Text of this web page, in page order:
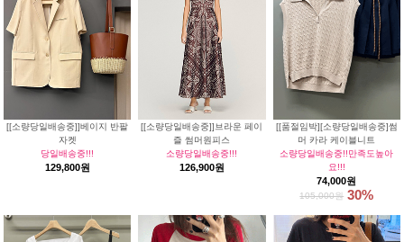
[[소량당일배송중]]베이지 반팔
자켓
당일배송중!!!
129,800원
[[소량당일배송중]]브라운 페이
즐 썸머원피스
소량당일배송중!!!
126,900원
[[품절임박][소량당일배송중]썸
머 카라 케이블니트
소량당일배송중!!만족도높아
요!!!
74,000원
105,000원 30%